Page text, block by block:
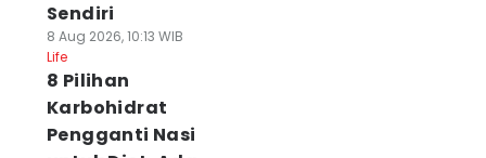
Sendiri
8 Aug 2026, 10:13 WIB
Life
8 Pilihan
Karbohidrat
Pengganti Nasi